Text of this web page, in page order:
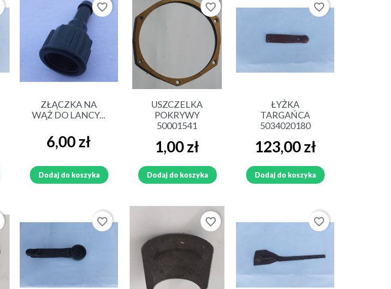
Szybki podgląd
ZŁĄCZKA NA
WĄŻ DO LANCY...
Cena
6,00 zł
Dodaj do koszyka
favorite_border
Szybki podgląd
USZCZELKA
POKRYWY
50001541
Cena
1,00 zł
Dodaj do koszyka
favorite_border
Szybki podgląd
ŁYŻKA
TARGAŃCA
5034020180
Cena
123,00 zł
Dodaj do koszyka
favorite_border
favorite_border favorite_border favorite_border